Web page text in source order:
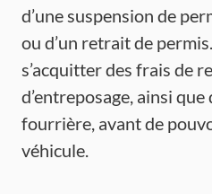
d’une suspension de
ou d’un retrait de
s’acquitter des frais de
d’entreposage, ainsi
fourrière, avant de
véhicule.